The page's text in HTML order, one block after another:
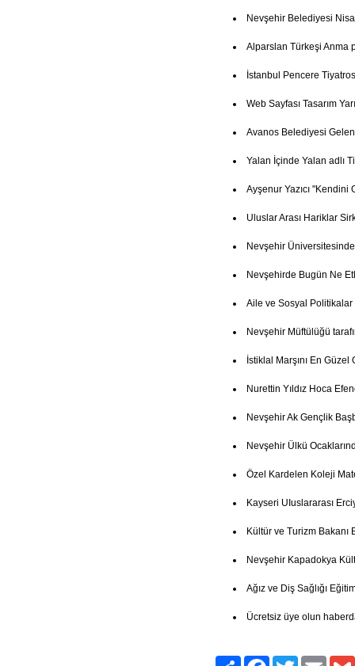
Nevşehir Belediyesi
Alparslan Türkeşi Anma
İstanbul Pencere
Web Sayfası Tasarım
Avanos Belediyesi
Yalan İçinde Yalan adlı
Ayşenur Yazıcı
Uluslar Arası Hariklar
Nevşehir
Nevşehirde Bugün Ne
Aile ve Sosyal Politikalar
Nevşehir Müftülüğü
İstiklal Marşını En Güzel
Nurettin Yıldız Hoca
Nevşehir Ak Gençlik
Nevşehir Ülkü
Özel Kardelen Koleji
Kayseri UIuslararası
Kültür ve Turizm
Nevşehir Kapadokya
Ağız ve Diş Sağlığı
Ücretsiz üye olun
Paylaş FacebookTwitter Email